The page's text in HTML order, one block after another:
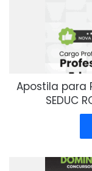
Apostila para
SEDUC